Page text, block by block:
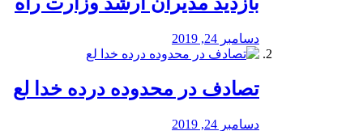
دسامبر 24, 2019
تصادف در محدوده درده خدا لع
دسامبر 24, 2019